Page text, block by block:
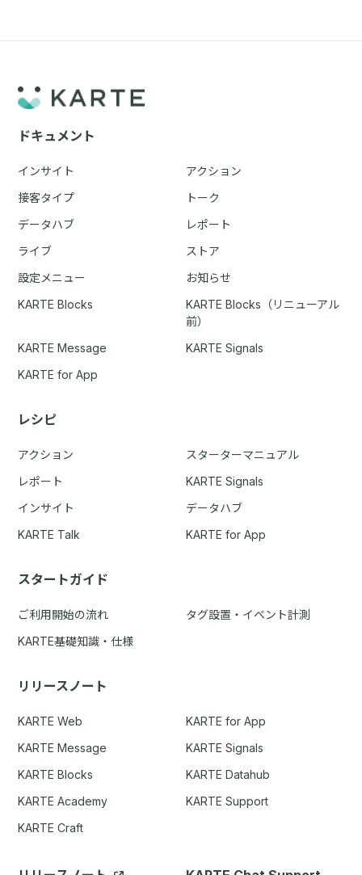
ドキュメント
インサイト
アクション
接客タイプ
トーク
データハブ
レポート
ライブ
ストア
設定メニュー
お知らせ
KARTE Blocks
KARTE Blocks（リニューアル
前）
KARTE Message
KARTE Signals
KARTE for App
レシピ
アクション
スターターマニュアル
レポート
KARTE Signals
インサイト
データハブ
KARTE Talk
KARTE for App
スタートガイド
ご利用開始の流れ
タグ設置・イベント計測
KARTE基礎知識・仕様
リリースノート
KARTE Web
KARTE for App
KARTE Message
KARTE Signals
KARTE Blocks
KARTE Datahub
KARTE Academy
KARTE Support
KARTE Craft